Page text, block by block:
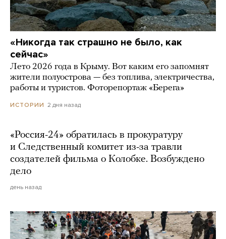
«Никогда так страшно не было, как
сейчас»
Лето 2026 года в Крыму. Вот каким его запомнят
жители полуострова — без топлива, электричества,
работы и туристов. Фоторепортаж «Берега»
ИСТОРИИ 2 дня назад
«Россия-24» обратилась в прокуратуру
и Следственный комитет из-за травли
создателей фильма о Колобке. Возбуждено
дело
день назад